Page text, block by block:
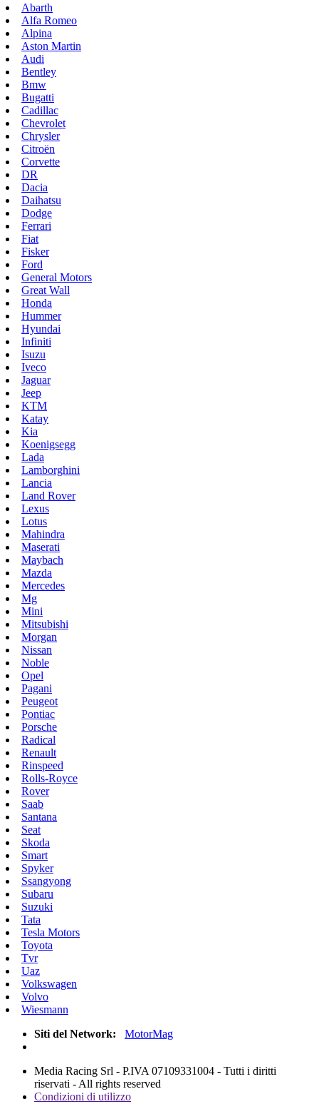
Abarth
Alfa Romeo
Alpina
Aston Martin
Audi
Bentley
Bmw
Bugatti
Cadillac
Chevrolet
Chrysler
Citroën
Corvette
DR
Dacia
Daihatsu
Dodge
Ferrari
Fiat
Fisker
Ford
General Motors
Great Wall
Honda
Hummer
Hyundai
Infiniti
Isuzu
Iveco
Jaguar
Jeep
KTM
Katay
Kia
Koenigsegg
Lada
Lamborghini
Lancia
Land Rover
Lexus
Lotus
Mahindra
Maserati
Maybach
Mazda
Mercedes
Mg
Mini
Mitsubishi
Morgan
Nissan
Noble
Opel
Pagani
Peugeot
Pontiac
Porsche
Radical
Renault
Rinspeed
Rolls-Royce
Rover
Saab
Santana
Seat
Skoda
Smart
Spyker
Ssangyong
Subaru
Suzuki
Tata
Tesla Motors
Toyota
Tvr
Uaz
Volkswagen
Volvo
Wiesmann
Siti del Network:
MotorMag
Media Racing Srl - P.IVA 07109331004 - Tutti i diritti
riservati - All rights reserved
Condizioni di utilizzo